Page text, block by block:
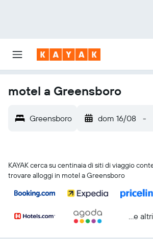
motel a Greensboro
Greensboro dom 16/08 -
KAYAK cerca su centinaia di siti di viaggio
trovare alloggi in motel a Greensboro
...e altri